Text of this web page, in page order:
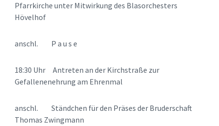
Pfarrkirche unter Mitwirkung des Blasorchesters
Hövelhof
anschl. P a u s e
18:30 Uhr Antreten an der Kirchstraße zur
Gefallenenehrung am Ehrenmal
anschl. Ständchen für den Präses der Bruderschaft
Thomas Zwingmann